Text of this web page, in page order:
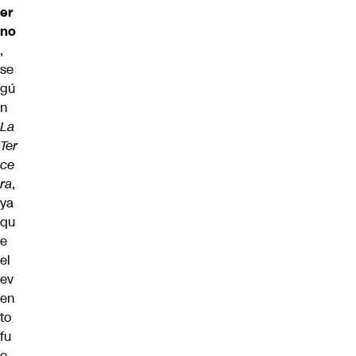
er
no
,
se
gú
n
La
Ter
ce
ra,
ya
qu
e
el
ev
en
to
fu